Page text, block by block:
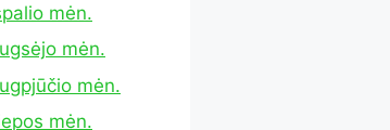
mėn.
mėn.
mėn.
mėn.